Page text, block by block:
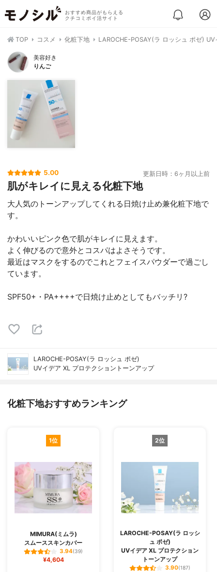
おすすめ商品がもらえる
クチコミポイ活サイト
TOP コスメ 化粧下地 LAROCHE-POSAY(ラ ロッシュ ポゼ)
美容好き
りんご
5.00 更新日時：6ヶ月以上前
肌がキレイに見える化粧下地
大人気のトーンアップしてくれる日焼け止め兼化粧下地で
す。
かわいいピンク色で肌がキレイに見えます。
よく伸びるので意外とコスパはよさそうです。
最近はマスクをするのでこれとフェイスパウダーで過ごし
ています。
SPF50+・PA++++で日焼け止めとしてもバッチリ?
LAROCHE-POSAY(ラ ロッシュ ポゼ)
UVイデア XL プロテクショントーンアップ
化粧下地おすすめランキング
1位
MIMURA(ミムラ)
スムーススキンカバー
3.94(39)
¥4,604
2位
LAROCHE-POSAY(ラ ロッシ
ュ ポゼ)
UVイデア XL プロテクション
トーンアップ
3.90(187)